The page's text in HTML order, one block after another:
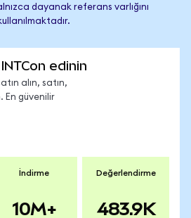
dayanak referans varlığını
edinin
alın, satın,
En güvenilir
İndirme
10M+
Değerlendirme
483.9K